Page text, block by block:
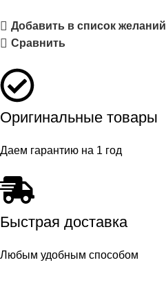
Добавить в список желаний
Сравнить
Оригинальные товары
Даем гарантию на 1 год
Быстрая доставка
Любым удобным способом